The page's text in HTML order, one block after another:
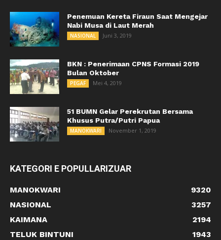
Penemuan Kereta Firaun Saat Mengejar
Nabi Musa di Laut Merah
NASIONAL Juni 3, 2019
BKN : Penerimaan CPNS Formasi 2019
Bulan Oktober
PEGAF Mei 4, 2019
51 BUMN Gelar Perekrutan Bersama
Khusus Putra/Putri Papua
MANOKWARI November 1, 2019
KATEGORI E POPULLARIZUAR
MANOKWARI
9320
NASIONAL
3257
KAIMANA
2194
TELUK BINTUNI
1943